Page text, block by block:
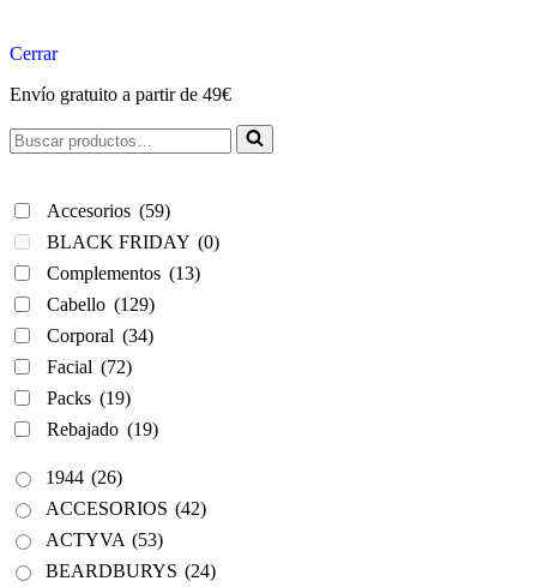
Cerrar
Envío gratuito a partir de 49€
Buscar...
Accesorios (59)
BLACK FRIDAY (0)
Complementos (13)
Cabello (129)
Corporal (34)
Facial (72)
Packs (19)
Rebajado (19)
1944 (26)
ACCESORIOS (42)
ACTYVA (53)
BEARDBURYS (24)